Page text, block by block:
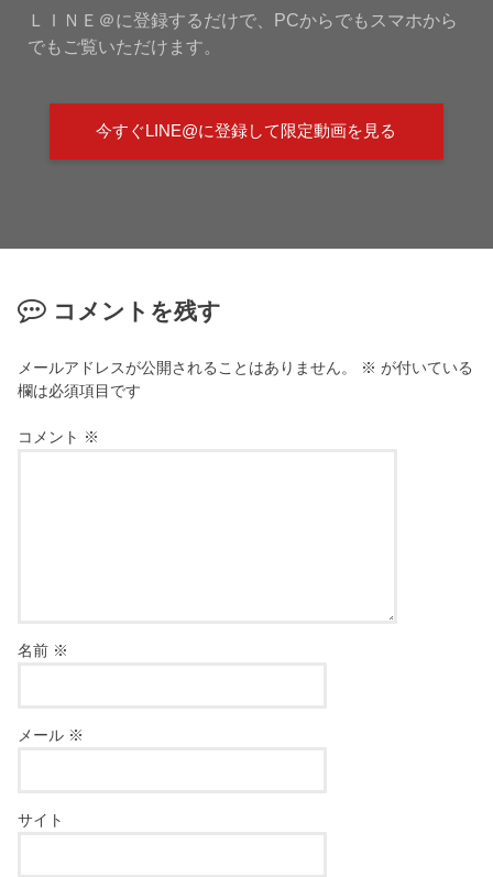
ＬＩＮＥ＠に登録するだけで、PCからでもスマホから
でもご覧いただけます。
今すぐLINE@に登録して限定動画を見る
コメントを残す
メールアドレスが公開されることはありません。 ※ が付いている
欄は必須項目です
コメント ※
名前 ※
メール ※
サイト